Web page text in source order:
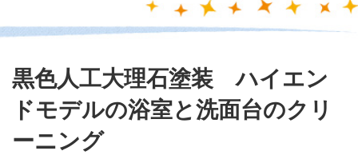
黒色人工大理石塗装 ハイエン
ドモデルの浴室と洗面台のクリ
ーニング